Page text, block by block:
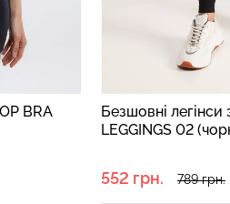
BRA
Безшовні легінси
LEGGINGS 02
552 грн. 789 грн.